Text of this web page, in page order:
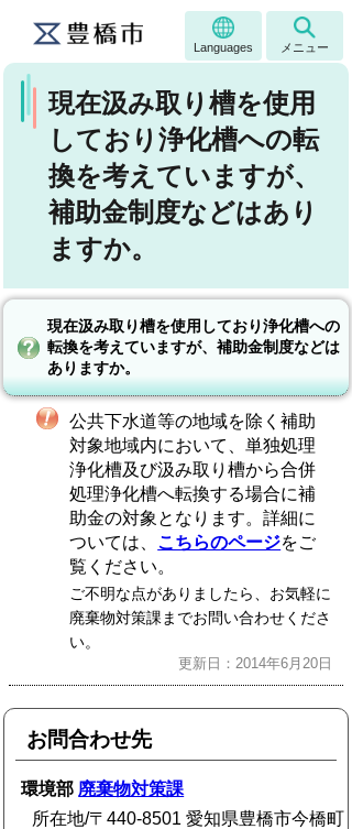
Languages メニュー
現在汲み取り槽を使用
しており浄化槽への転
換を考えていますが、
補助金制度などはあり
ますか。
現在汲み取り槽を使用しており浄化槽への
転換を考えていますが、補助金制度などは
ありますか。
公共下水道等の地域を除く補助
対象地域内において、単独処理
浄化槽及び汲み取り槽から合併
処理浄化槽へ転換する場合に補
助金の対象となります。詳細に
ついては、 こちらのページをご
覧ください。
ご不明な点がありましたら、お気軽に
廃棄物対策課までお問い合わせくださ
い。
更新日：2014年6月20日
お問合わせ先
環境部 廃棄物対策課
所在地/〒440-8501 愛知県豊橋市今橋町